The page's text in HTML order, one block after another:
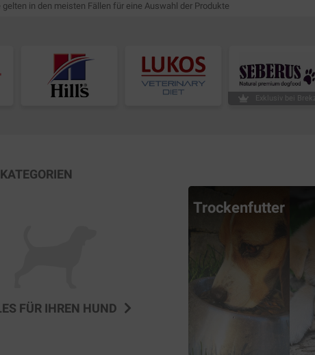
gelten in den meisten Fällen für eine Auswahl der Produkte
Exklusiv bei Brekz
FÜR IHREN HUND
Trockenfutter